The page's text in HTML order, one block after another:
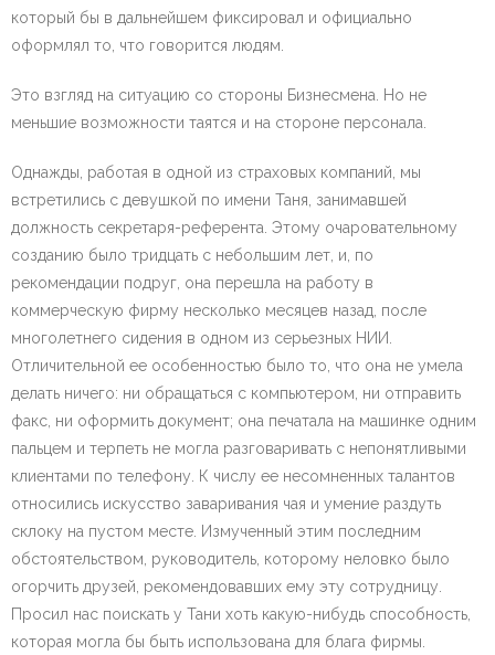
который бы в дальнейшем фиксировал и официально
оформлял то, что говорится людям.
Это взгляд на ситуацию со стороны Бизнесмена. Но не
меньшие возможности таятся и на стороне персонала.
Однажды, работая в одной из страховых компаний, мы
встретились с девушкой по имени Таня, занимавшей
должность секретаря-референта. Этому очаровательному
созданию было тридцать с небольшим лет, и, по
рекомендации подруг, она перешла на работу в
коммерческую фирму несколько месяцев назад, после
многолетнего сидения в одном из серьезных НИИ.
Отличительной ее особенностью было то, что она не умела
делать ничего: ни обращаться с компьютером, ни отправить
факс, ни оформить документ; она печатала на машинке одним
пальцем и терпеть не могла разговаривать с непонятливыми
клиентами по телефону. К числу ее несомненных талантов
относились искусство заваривания чая и умение раздуть
склоку на пустом месте. Измученный этим последним
обстоятельством, руководитель, которому неловко было
огорчить друзей, рекомендовавших ему эту сотрудницу.
Просил нас поискать у Тани хоть какую-нибудь способность,
которая могла бы быть использована для блага фирмы.